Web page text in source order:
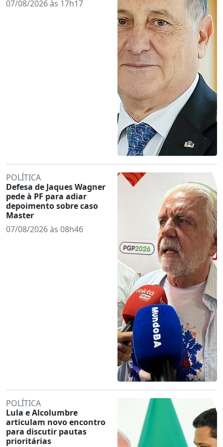
07/08/2026 às 17h17
POLÍTICA
Defesa de Jaques Wagner
pede à PF para adiar
depoimento sobre caso
Master
07/08/2026 às 08h46
POLÍTICA
Lula e Alcolumbre
articulam novo encontro
para discutir pautas
prioritárias